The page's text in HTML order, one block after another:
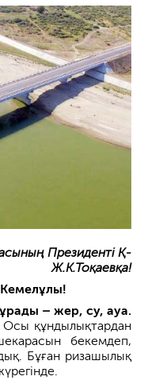
Президенті Қ-
Ж.К.Тоқаевқа!
– жер, су, ауа.
Осы құндылықтардан
бекемдеп,
Бұған ризашылық